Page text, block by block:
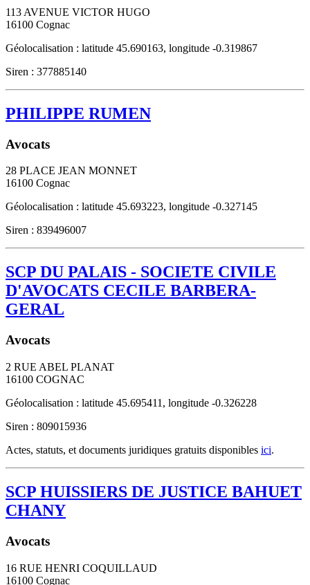
113 AVENUE VICTOR HUGO
16100 Cognac
Géolocalisation : latitude 45.690163, longitude -0.319867
Siren : 377885140
PHILIPPE RUMEN
Avocats
28 PLACE JEAN MONNET
16100 Cognac
Géolocalisation : latitude 45.693223, longitude -0.327145
Siren : 839496007
SCP DU PALAIS - SOCIETE CIVILE
D'AVOCATS CECILE BARBERA-
GERAL
Avocats
2 RUE ABEL PLANAT
16100 COGNAC
Géolocalisation : latitude 45.695411, longitude -0.326228
Siren : 809015936
Actes, statuts, et documents juridiques gratuits disponibles ici.
SCP HUISSIERS DE JUSTICE BAHUET
CHANY
Avocats
16 RUE HENRI COQUILLAUD
16100 Cognac